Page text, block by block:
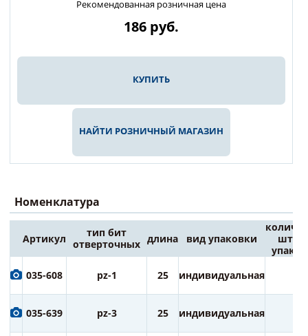
Рекомендованная розничная цена
186 руб.
КУПИТЬ
НАЙТИ РОЗНИЧНЫЙ МАГАЗИН
Номенклатура
Артикул
тип бит
отверточных длина вид упаковки
штук
035-608
pz-1 25 индивидуальная
035-639 pz-3 25 индивидуальная